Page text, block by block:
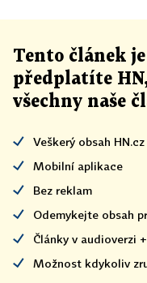
Tento článek je
předplatíte
všechny naše
Veškerý obsah HN.cz
Mobilní aplikace
Bez reklam
Odemykejte obsah
Články v audioverzi
Možnost kdykoliv